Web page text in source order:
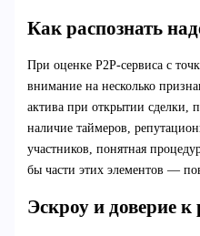
Как распознать
При оценке P2P-сервиса с
внимание на несколько
актива при открытии сделки,
наличие таймеров,
участников, понятная
бы части этих элементов —
Эскроу и доверие к